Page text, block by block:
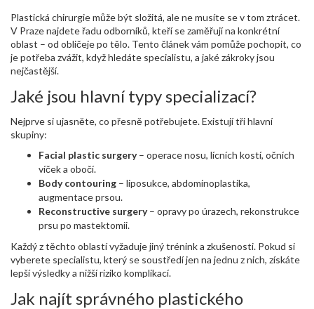
Plastická chirurgie může být složitá, ale ne musíte se v tom ztrácet.
V Praze najdete řadu odborníků, kteří se zaměřují na konkrétní
oblast – od obličeje po tělo. Tento článek vám pomůže pochopit, co
je potřeba zvážit, když hledáte specialistu, a jaké zákroky jsou
nejčastější.
Jaké jsou hlavní typy specializací?
Nejprve si ujasněte, co přesně potřebujete. Existují tři hlavní
skupiny:
Facial plastic surgery– operace nosu, lícních kostí, očních
víček a obočí.
Body contouring – liposukce, abdominoplastika,
augmentace prsou.
Reconstructive surgery– opravy po úrazech, rekonstrukce
prsu po mastektomii.
Každý z těchto oblastí vyžaduje jiný trénink a zkušenosti. Pokud si
vyberete specialistu, který se soustředí jen na jednu z nich, získáte
lepší výsledky a nižší riziko komplikací.
Jak najít správného plastického